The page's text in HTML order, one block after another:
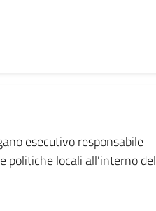
esecutivo responsabile
politiche locali all'interno del